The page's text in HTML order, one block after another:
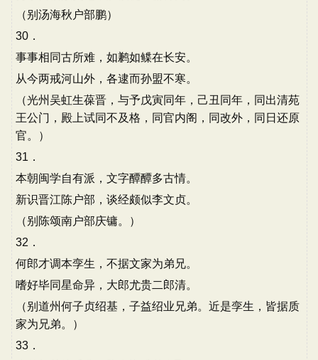
（别汤海秋户部鹏）
30．
事事相同古所难，如鹣如鲽在长安。
从今两戒河山外，各逮而孙盟不寒。
（光州吴虹生葆晋，与予戊寅同年，己丑同年，同出清苑
王公门，殿上试同不及格，同官内阁，同改外，同日还原
官。）
31．
本朝闽学自有派，文字醰醰多古情。
新识晋江陈户部，谈经颇似李文贞。
（别陈颂南户部庆镛。）
32．
何郎才调本孪生，不据文家为弟兄。
嗜好毕同星命异，大郎尤贵二郎清。
（别道州何子贞绍基，子益绍业兄弟。近是孪生，皆据质
家为兄弟。）
33．